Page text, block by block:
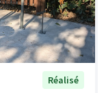
Réalisé